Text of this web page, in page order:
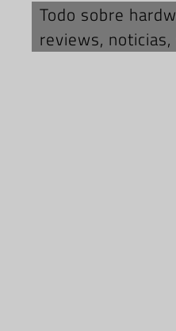
Todo sobre
reviews, noticias,